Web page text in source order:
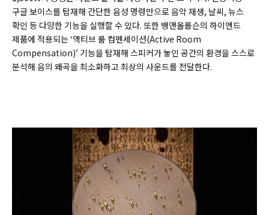
구글 보이스를 탑재해 간단한 음성 명령만으로 음악 재생, 날씨, 뉴스
확인 등 다양한 기능을 실행할 수 있다. 또한 뱅앤올룹슨의 하이엔드
제품에 적용되는 ‘액티브 룸 컴펜세이션(Active Room
Compensation)’ 기능을 탑재해 스피커가 놓인 공간의 환경을 스스로
분석해 음의 왜곡을 최소화하고 최상의 사운드를 전달한다.